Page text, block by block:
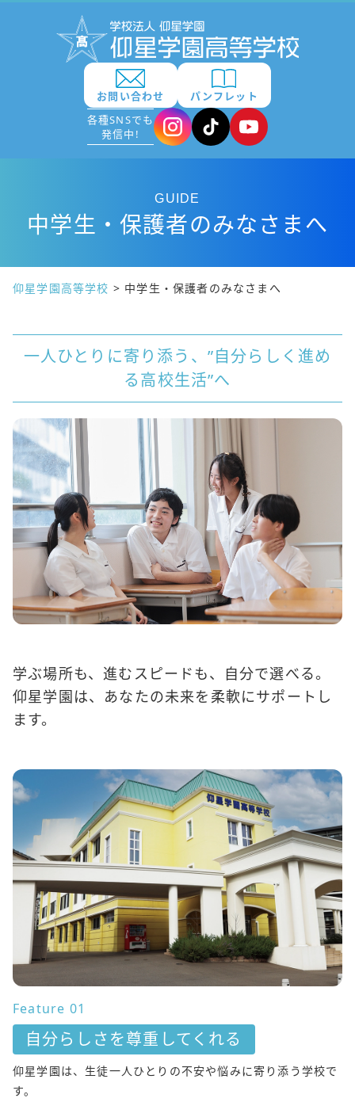
お問い合わせ
パンフレット
各種SNSでも
発信中!
GUIDE
中学生・保護者のみなさまへ
仰星学園高等学校 > 中学生・保護者のみなさまへ
一人ひとりに寄り添う、”自分らしく進め
る高校生活”へ
学ぶ場所も、進むスピードも、自分で選べる。
仰星学園は、あなたの未来を柔軟にサポートし
ます。
Feature 01
自分らしさを尊重してくれる
仰星学園は、生徒一人ひとりの不安や悩みに寄り添う学校で
す。